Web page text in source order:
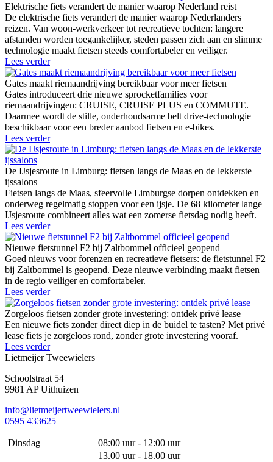
Elektrische fiets verandert de manier waarop Nederland reist
De elektrische fiets verandert de manier waarop Nederlanders
reizen. Van woon-werkverkeer tot recreatieve tochten: langere
afstanden worden toegankelijker, steden passen zich aan en slimme
technologie maakt fietsen steeds comfortabeler en veiliger.
Lees verder
Gates maakt riemaandrijving bereikbaar voor meer fietsen
Gates introduceert drie nieuwe sprocketfamilies voor
riemaandrijvingen: CRUISE, CRUISE PLUS en COMMUTE.
Daarmee wordt de stille, onderhoudsarme belt drive-technologie
beschikbaar voor een breder aanbod fietsen en e-bikes.
Lees verder
De IJsjesroute in Limburg: fietsen langs de Maas en de lekkerste
ijssalons
Fietsen langs de Maas, sfeervolle Limburgse dorpen ontdekken en
onderweg regelmatig stoppen voor een ijsje. De 68 kilometer lange
IJsjesroute combineert alles wat een zomerse fietsdag nodig heeft.
Lees verder
Nieuwe fietstunnel F2 bij Zaltbommel officieel geopend
Goed nieuws voor forenzen en recreatieve fietsers: de fietstunnel F2
bij Zaltbommel is geopend. Deze nieuwe verbinding maakt fietsen
in de regio veiliger en comfortabeler.
Lees verder
Zorgeloos fietsen zonder grote investering: ontdek privé lease
Een nieuwe fiets zonder direct diep in de buidel te tasten? Met privé
lease fiets je zorgeloos rond, zonder grote investering vooraf.
Lees verder
Lietmeijer Tweewielers
Schoolstraat 54
9981 AP Uithuizen
info@lietmeijertweewielers.nl
0595 433625
Dinsdag
08:00 uur - 12:00 uur
13.00 uur - 18.00 uur